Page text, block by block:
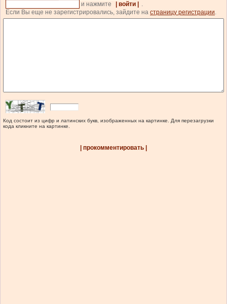
и нажмите
| войти |
.
Если Вы еще не зарегистрировались, зайдите на страницу регистрации.
Код состоит из цифр и латинских букв, изображенных на картинке. Для перезагрузки
кода кликните на картинке.
| прокомментировать |